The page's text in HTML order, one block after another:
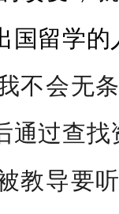
国留学
不会无
通过查
教导要